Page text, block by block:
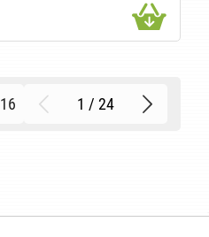
16 1 / 24